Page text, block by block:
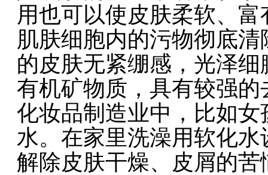
用也可以使皮肤柔软、
肌肤细胞内的污物彻底
的皮肤无紧绷感，光泽
有机矿物质，具有较强
化妆品制造业中，比如
水。在家里洗澡用软化
解除皮肤干燥、皮屑的